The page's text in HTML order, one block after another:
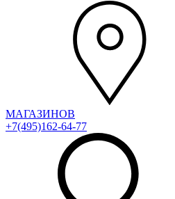
МАГАЗИНОВ
+7(495)162-64-77